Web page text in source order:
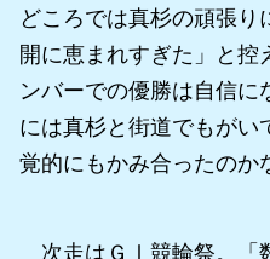
どころでは真杉の頑張り
開に恵まれすぎた」と控
ンバーでの優勝は自信に
には真杉と街道でもがい
覚的にもかみ合ったのか
次走はＧⅠ競輪祭。「